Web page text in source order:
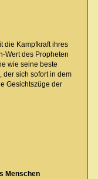
die Kampfkraft ihres
Wert des Propheten
wie seine beste
der sich sofort in dem
Gesichtszüge der
Menschen